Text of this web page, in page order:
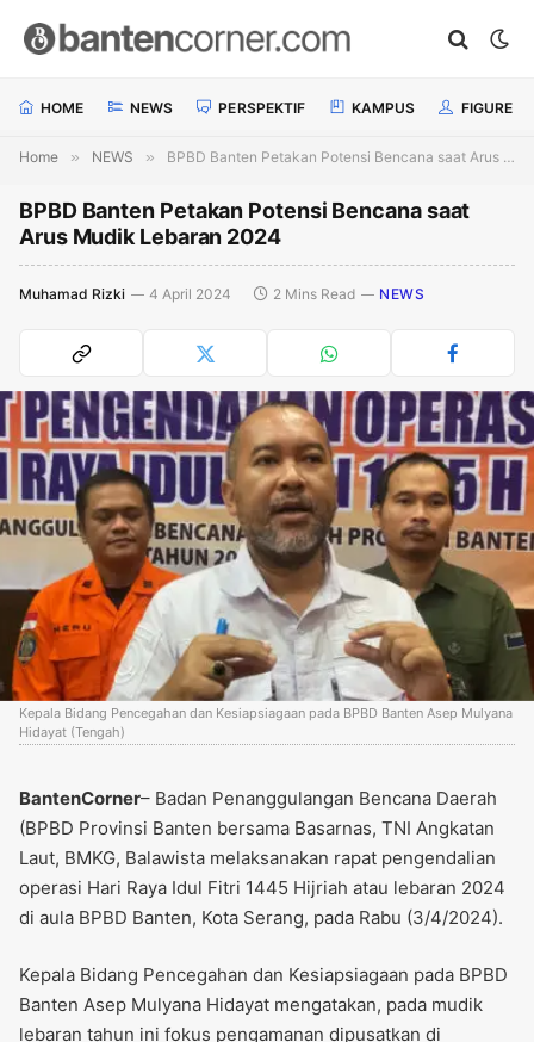
HOME NEWS PERSPEKTIF KAMPUS FIGURE
Home » NEWS » BPBD Banten Petakan Potensi Bencana saat Arus Mudik Lebaran 2024
BPBD Banten Petakan Potensi Bencana saat
Arus Mudik Lebaran 2024
Muhamad Rizki 4 April 2024 2 Mins Read NEWS
Kepala Bidang Pencegahan dan Kesiapsiagaan pada BPBD Banten Asep Mulyana
Hidayat (Tengah)
BantenCorner– Badan Penanggulangan Bencana Daerah
(BPBD Provinsi Banten bersama Basarnas, TNI Angkatan
Laut, BMKG, Balawista melaksanakan rapat pengendalian
operasi Hari Raya Idul Fitri 1445 Hijriah atau lebaran 2024
di aula BPBD Banten, Kota Serang, pada Rabu (3/4/2024).
Kepala Bidang Pencegahan dan Kesiapsiagaan pada BPBD
Banten Asep Mulyana Hidayat mengatakan, pada mudik
lebaran tahun ini fokus pengamanan dipusatkan di